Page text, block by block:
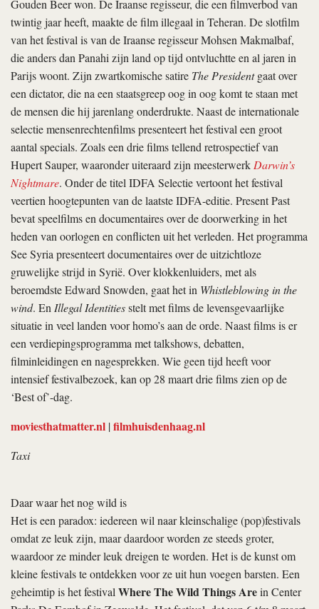
Gouden Beer won. De Iraanse regisseur, die een filmverbod van
twintig jaar heeft, maakte de film illegaal in Teheran. De slotfilm
van het festival is van de Iraanse regisseur Mohsen Makmalbaf,
die anders dan Panahi zijn land op tijd ontvluchtte en al jaren in
Parijs woont. Zijn zwartkomische satire The Presidentgaat over
een dictator, die na een staatsgreep oog in oog komt te staan met
de mensen die hij jarenlang onderdrukte. Naast de internationale
selectie mensenrechtenfilms presenteert het festival een groot
aantal specials. Zoals een drie films tellend retrospectief van
Hupert Sauper, waaronder uiteraard zijn meesterwerkDarwin’s
Nightmare. Onder de titel IDFA Selectie vertoont het festival
veertien hoogtepunten van de laatste IDFA-editie. Present Past
bevat speelfilms en documentaires over de doorwerking in het
heden van oorlogen en conflicten uit het verleden. Het programma
See Syria presenteert documentaires over de uitzichtloze
gruwelijke strijd in Syrië. Over klokkenluiders, met als
beroemdste Edward Snowden, gaat het in Whistleblowing in the
wind. EnIllegal Identitiesstelt met films de levensgevaarlijke
situatie in veel landen voor homo’s aan de orde. Naast films is er
een verdiepingsprogramma met talkshows, debatten,
filminleidingen en nagesprekken. Wie geen tijd heeft voor
intensief festivalbezoek, kan op 28 maart drie films zien op de
‘Best of’-dag.
moviesthatmatter.nl |filmhuisdenhaag.nl
Taxi
Daar waar het nog wild is
Het is een paradox: iedereen wil naar kleinschalige (pop)festivals
omdat ze leuk zijn, maar daardoor worden ze steeds groter,
waardoor ze minder leuk dreigen te worden. Het is de kunst om
kleine festivals te ontdekken voor ze uit hun voegen barsten. Een
geheimtip is het festivalWhere The Wild Things Arein Center